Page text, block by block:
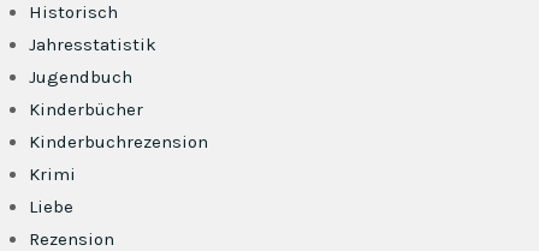
Historisch
Jahresstatistik
Jugendbuch
Kinderbücher
Kinderbuchrezension
Krimi
Liebe
Rezension